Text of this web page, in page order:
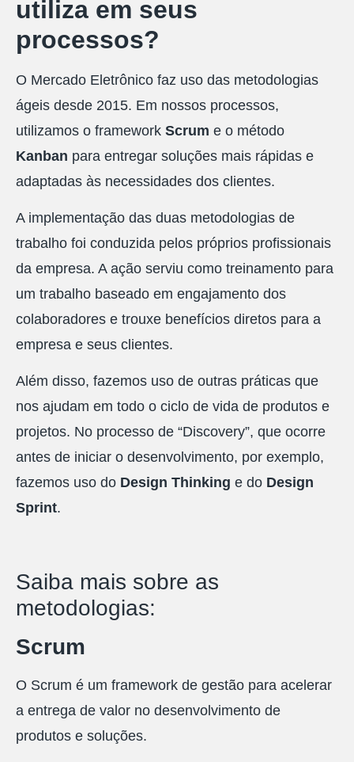
utiliza em seus
processos?
O Mercado Eletrônico faz uso das metodologias
ágeis desde 2015. Em nossos processos,
utilizamos o framework Scrum e o método
Kanban para entregar soluções mais rápidas e
adaptadas às necessidades dos clientes.
A implementação das duas metodologias de
trabalho foi conduzida pelos próprios profissionais
da empresa. A ação serviu como treinamento para
um trabalho baseado em engajamento dos
colaboradores e trouxe benefícios diretos para a
empresa e seus clientes.
Além disso, fazemos uso de outras práticas que
nos ajudam em todo o ciclo de vida de produtos e
projetos. No processo de “Discovery”, que ocorre
antes de iniciar o desenvolvimento, por exemplo,
fazemos uso do Design Thinking e do Design
Sprint.
Saiba mais sobre as
metodologias:
Scrum
O Scrum é um framework de gestão para acelerar
a entrega de valor no desenvolvimento de
produtos e soluções.